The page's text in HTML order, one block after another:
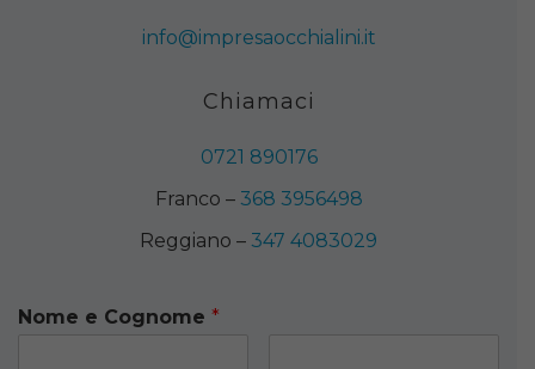
info@impresaocchialini.it
Chiamaci
0721 890176
Franco – 368 3956498
Reggiano – 347 4083029
Nome e Cognome *